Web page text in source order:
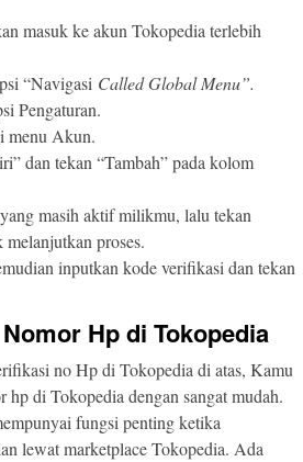
masuk ke akun Tokopedia terlebih
“Navigasi Called Global Menu”.
Pengaturan.
menu Akun.
dan tekan “Tambah” pada kolom
masih aktif milikmu, lalu tekan
proses.
inputkan kode verifikasi dan tekan
Hp di Tokopedia
no Hp di Tokopedia di atas, Kamu
hp di Tokopedia dengan sangat mudah.
fungsi penting ketika
lewat marketplace Tokopedia. Ada